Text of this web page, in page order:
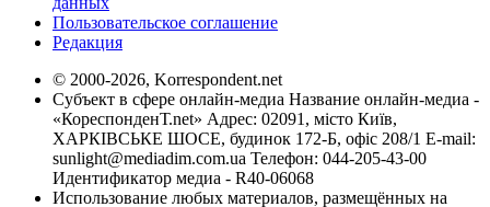
Пользовательское соглашение
Редакция
© 2000-2026, Korrespondent.net
Субъект в сфере онлайн-медиа Название онлайн-медиа -
«КореспонденТ.net» Адрес: 02091, місто Київ,
ХАРКІВСЬКЕ ШОСЕ, будинок 172-Б, офіс 208/1 E-mail:
sunlight@mediadim.com.ua Телефон: 044-205-43-00
Идентификатор медиа - R40-06068
Использование любых материалов, размещённых на